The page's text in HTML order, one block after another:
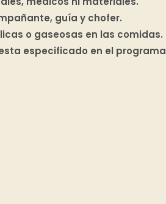
guía y chofer.
o gaseosas en las comidas.
especificado en el programa